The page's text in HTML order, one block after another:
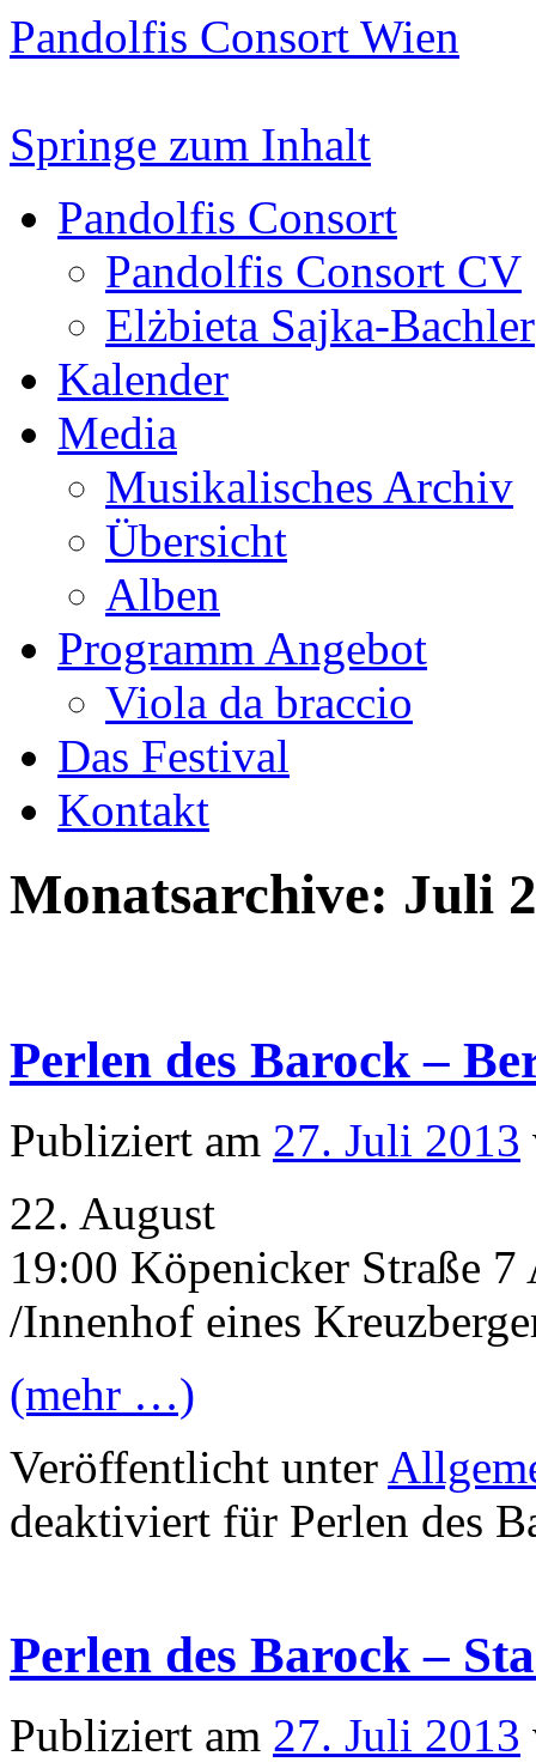
Pandolfis Consort Wien
Springe zum Inhalt
Pandolfis Consort
Pandolfis Consort CV
Elżbieta Sajka-Bachler
Kalender
Media
Musikalisches Archiv
Übersicht
Alben
Programm Angebot
Viola da braccio
Das Festival
Kontakt
Monatsarchive: Juli
Perlen des Barock –
Publiziert am 27. Juli 2013
22. August
19:00 Köpenicker Straße
/Innenhof eines
(mehr …)
Veröffentlicht unter
deaktiviert für Perlen des
Perlen des Barock –
Publiziert am 27. Juli 2013